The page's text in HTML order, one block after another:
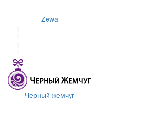
Zewa
Черный жемчуг